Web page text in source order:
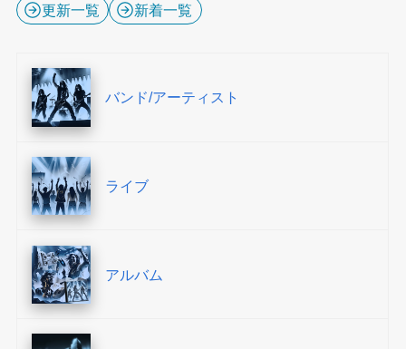
更新一覧 新着一覧
バンド/アーティスト
ライブ
アルバム